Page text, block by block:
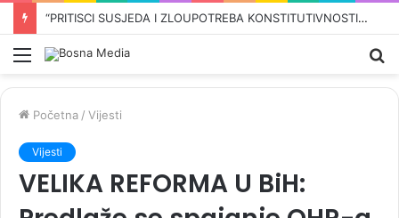
“PRITISCI SUSJEDA I ZLOUPOTREBA KONSTITUTIVNOSTI”: Konaković i Mehmedović poslali oštre poruke o zastupljenosti u institucijama BiH…
Meni
Početna / Vijesti
Vijesti
VELIKA REFORMA U BiH: